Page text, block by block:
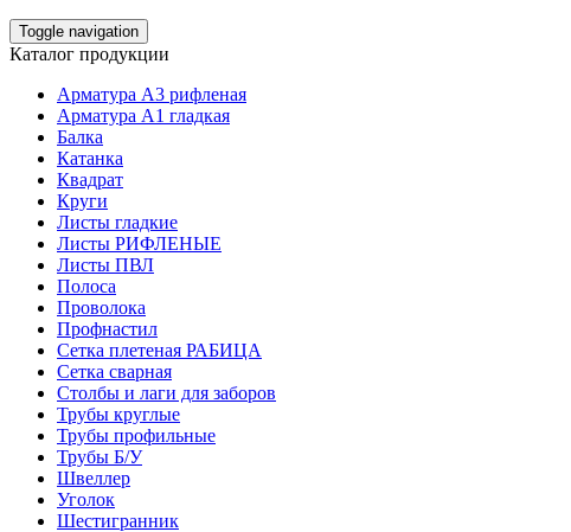
Toggle navigation
Каталог продукции
Арматура А3 рифленая
Арматура А1 гладкая
Балка
Катанка
Квадрат
Круги
Листы гладкие
Листы РИФЛЕНЫЕ
Листы ПВЛ
Полоса
Проволока
Профнастил
Сетка плетеная РАБИЦА
Сетка сварная
Столбы и лаги для заборов
Трубы круглые
Трубы профильные
Трубы Б/У
Швеллер
Уголок
Шестигранник